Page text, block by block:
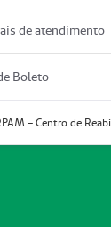
de atendimento
Boleto